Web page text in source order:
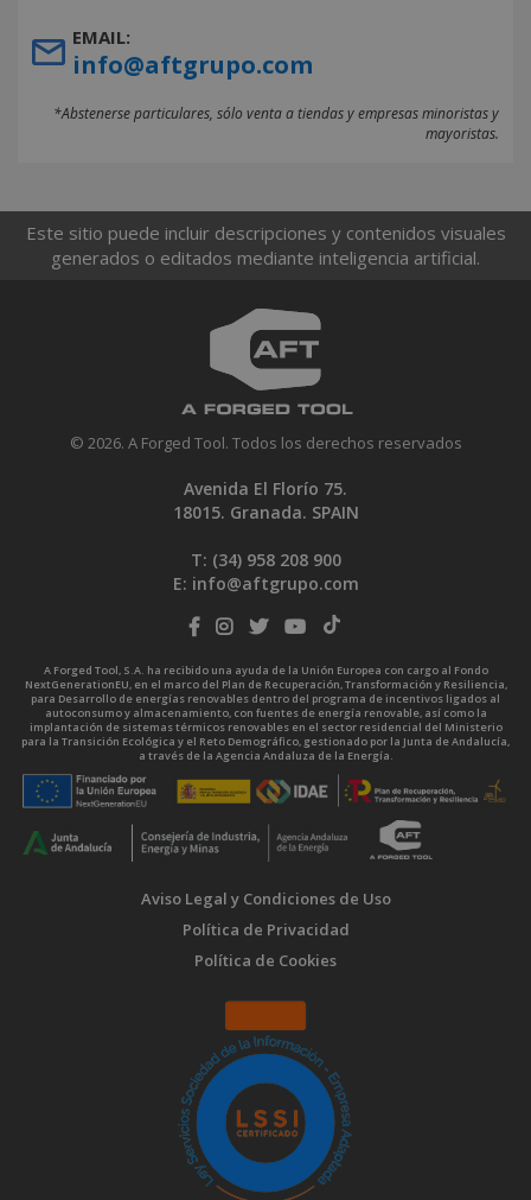
EMAIL:
info@aftgrupo.com
*Abstenerse particulares, sólo venta a tiendas y empresas minoristas y
mayoristas.
Este sitio puede incluir descripciones y contenidos visuales
generados o editados mediante inteligencia artificial.
© 2026. A Forged Tool. Todos los derechos reservados
Avenida El Florío 75.
18015. Granada. SPAIN
T: (34) 958 208 900
E: info@aftgrupo.com
A Forged Tool, S.A. ha recibido una ayuda de la Unión Europea con cargo al Fondo
NextGenerationEU, en el marco del Plan de Recuperación, Transformación y Resiliencia,
para Desarrollo de energías renovables dentro del programa de incentivos ligados al
autoconsumo y almacenamiento, con fuentes de energía renovable, así como la
implantación de sistemas térmicos renovables en el sector residencial del Ministerio
para la Transición Ecológica y el Reto Demográfico, gestionado por la Junta de Andalucía,
a través de la Agencia Andaluza de la Energía.
Aviso Legal y Condiciones de Uso
Política de Privacidad
Política de Cookies